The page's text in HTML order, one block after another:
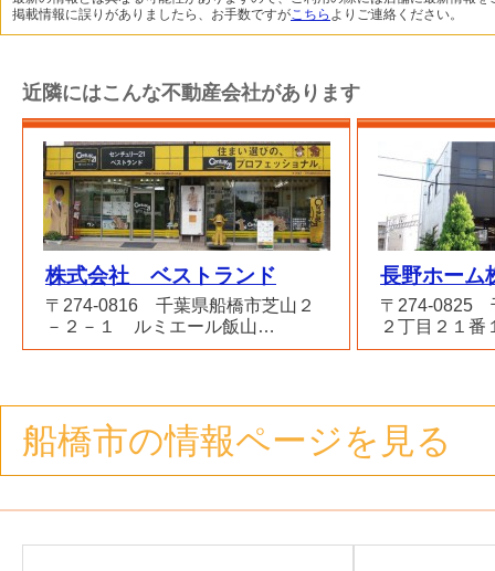
掲載情報に誤りがありましたら、お手数ですがこちら よりご連絡ください。
近隣にはこんな不動産会社があります
株式会社 ベストランド
〒274-0816 千葉県船橋市芝山２
－２－１ ルミエール飯山…
長野ホーム
〒274-0825
２丁目２１番
船橋市の情報ページを見る